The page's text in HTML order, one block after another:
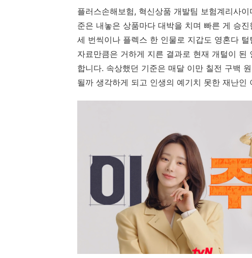
플러스손해보험, 혁신상품 개발팀 보험계리사
준은 내놓은 상품마다 대박을 치며 빠른 게 승
세 번씩이나 플렉스 한 인물로 지갑도 영혼다
자료만큼은 거하게 지른 결과로 현재 개털이
합니다. 속상했던 기준은 매달 이만 칠전 구백
될까 생각하게 되고 인생의 예기치 못한 재난